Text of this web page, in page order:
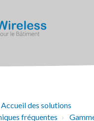
Accueil des solutions
fréquentes